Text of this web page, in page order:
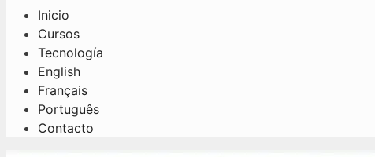
Inicio
Cursos
Tecnología
English
Français
Português
Contacto